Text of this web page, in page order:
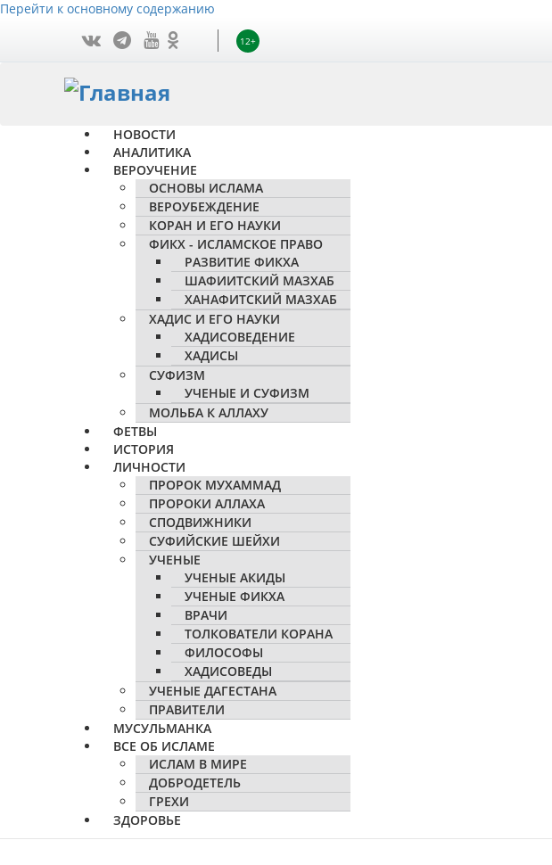
Перейти к основному содержанию
12+
НОВОСТИ
АНАЛИТИКА
ВЕРОУЧЕНИЕ
ОСНОВЫ ИСЛАМА
ВЕРОУБЕЖДЕНИЕ
КОРАН И ЕГО НАУКИ
ФИКХ - ИСЛАМСКОЕ ПРАВО
РАЗВИТИЕ ФИКХА
ШАФИИТСКИЙ МАЗХАБ
ХАНАФИТСКИЙ МАЗХАБ
ХАДИС И ЕГО НАУКИ
ХАДИСОВЕДЕНИЕ
ХАДИСЫ
СУФИЗМ
УЧЕНЫЕ И СУФИЗМ
МОЛЬБА К АЛЛАХУ
ФЕТВЫ
ИСТОРИЯ
ЛИЧНОСТИ
ПРОРОК МУХАММАД
ПРОРОКИ АЛЛАХА
СПОДВИЖНИКИ
СУФИЙСКИЕ ШЕЙХИ
УЧЕНЫЕ
УЧЕНЫЕ АКИДЫ
УЧЕНЫЕ ФИКХА
ВРАЧИ
ТОЛКОВАТЕЛИ КОРАНА
ФИЛОСОФЫ
ХАДИСОВЕДЫ
УЧЕНЫЕ ДАГЕСТАНА
ПРАВИТЕЛИ
МУСУЛЬМАНКА
ВСЕ ОБ ИСЛАМЕ
ИСЛАМ В МИРЕ
ДОБРОДЕТЕЛЬ
ГРЕХИ
ЗДОРОВЬЕ